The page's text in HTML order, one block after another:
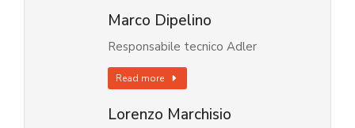
Marco Dipelino
Responsabile tecnico Adler
Read more
Lorenzo Marchisio